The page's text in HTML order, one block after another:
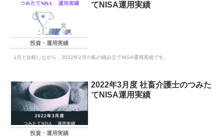
投資・運用実績
てNISA運用実績
1月と比較しながら、2022年2月の私の積み立てNISA運用実績です。
投資・運用実績
2022年3月度 社畜介護士のつみた
てNISA運用実績